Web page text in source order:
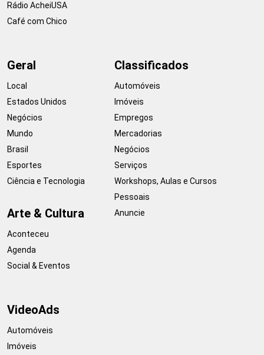
Rádio AcheiUSA
Café com Chico
Geral
Local
Estados Unidos
Negócios
Mundo
Brasil
Esportes
Ciência e Tecnologia
Arte & Cultura
Aconteceu
Agenda
Social & Eventos
Classificados
Automóveis
Imóveis
Empregos
Mercadorias
Negócios
Serviços
Workshops, Aulas e Cursos
Pessoais
Anuncie
VideoAds
Automóveis
Imóveis